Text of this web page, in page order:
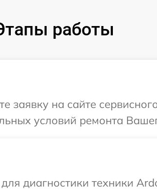
работы
заявку на сайте
условий ремонта
диагностики техники